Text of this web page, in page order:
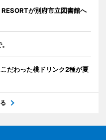
が別府市立図書館へ
だわった桃ドリンク2種が夏